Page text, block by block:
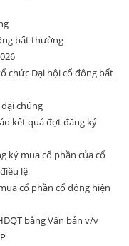
bất thường
chức Đại hội cổ đông bất
chúng
kết quả đợt đăng ký
ký mua cổ phần của cổ
lệ
cổ phần cổ đông hiện
bằng Văn bản v/v